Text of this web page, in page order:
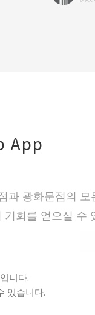
App
과 광화문점의
회를 얻으실 수
니다.
있습니다.